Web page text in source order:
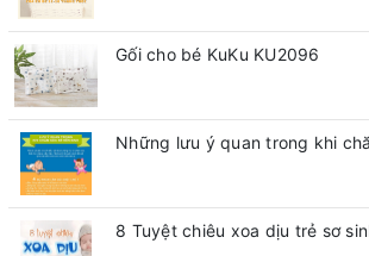
Gối cho bé KuKu KU2096
Những lưu ý quan trong khi
8 Tuyệt chiêu xoa dịu trẻ sơ